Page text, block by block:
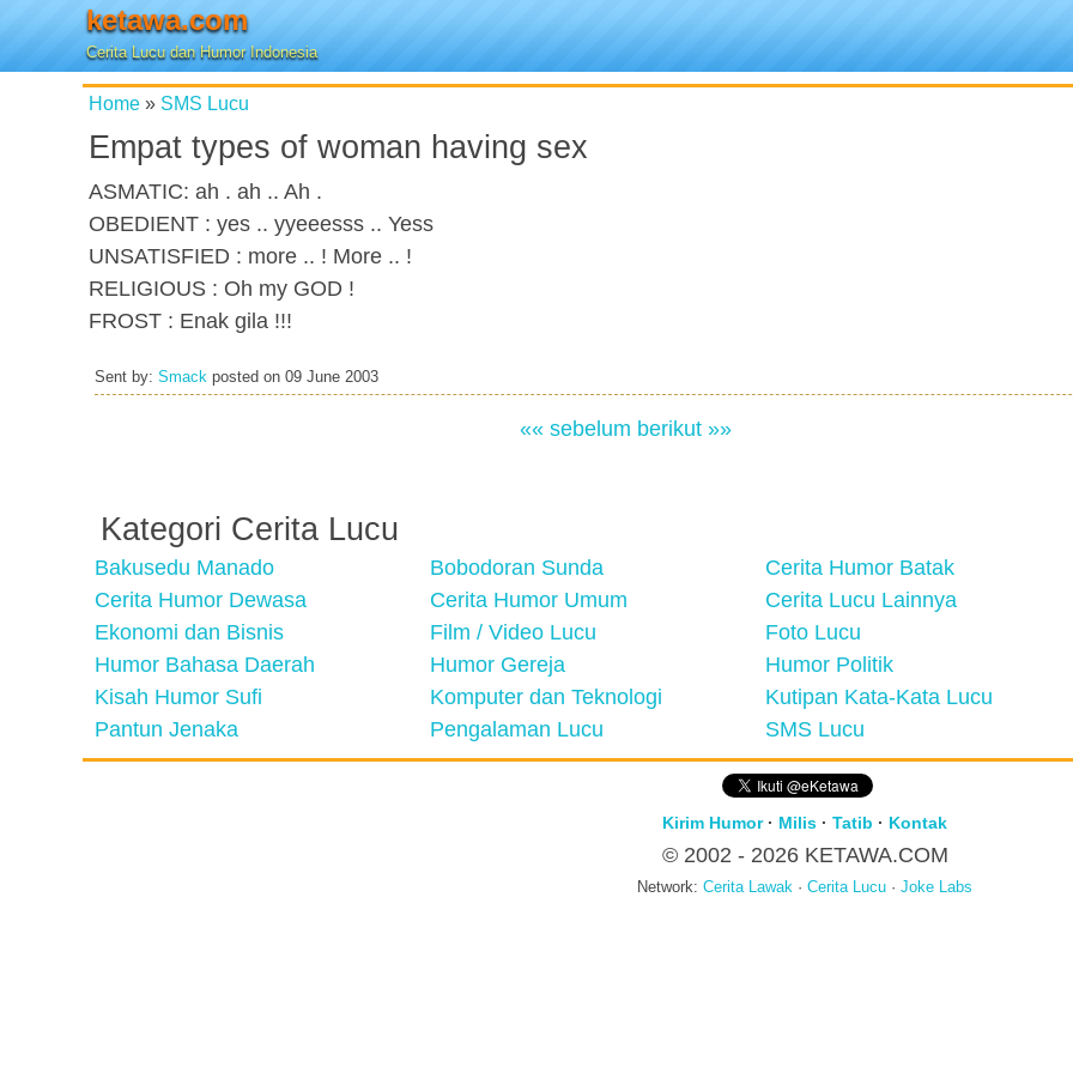
ketawa.com
Cerita Lucu dan Humor Indonesia
Home » SMS Lucu
Empat types of woman having sex
ASMATIC: ah . ah .. Ah .
OBEDIENT : yes .. yyeeesss .. Yess
UNSATISFIED : more .. ! More .. !
RELIGIOUS : Oh my GOD !
FROST : Enak gila !!!
Sent by: Smack posted on 09 June 2003
«« sebelum berikut »»
Kategori Cerita Lucu
Bakusedu Manado Bobodoran Sunda
Cerita Humor Batak
Cerita Humor Dewasa
Cerita Humor Umum
Cerita Lucu Lainnya
Ekonomi dan Bisnis
Film / Video Lucu
Foto Lucu
Humor Bahasa Daerah
Humor Gereja
Humor Politik
Kisah Humor Sufi
Komputer dan Teknologi
Kutipan Kata-Kata Lucu
Pantun Jenaka
Pengalaman Lucu SMS Lucu
Kirim Humor· Milis · Tatib · Kontak
© 2002 - 2026 KETAWA.COM
Network: Cerita Lawak · Cerita Lucu · Joke Labs